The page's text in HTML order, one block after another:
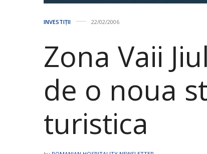
INVESTIȚII 22/02/2006
Zona Vaii
de o noua
turistica